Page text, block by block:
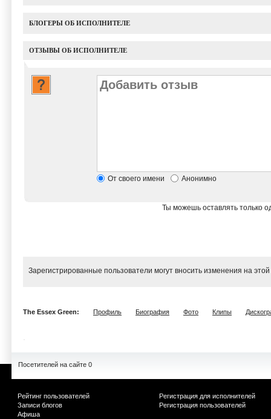
БЛОГЕРЫ ОБ ИСПОЛНИТЕЛЕ
ОТЗЫВЫ ОБ ИСПОЛНИТЕЛЕ
От своего имени Анонимно
Ты можешь оставлять только
Зарегистрированные пользователи могут вносить изменения на
The Essex Green: Профиль Биография Фото Клипы
Посетителей на сайте 0
Рейтинг пользователей
Записи блогов
Афиша
Регистрация для исполнителей
Регистрация пользователей